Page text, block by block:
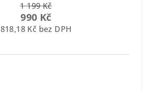
1 199 Kč
990 Kč
818,18 Kč bez DPH